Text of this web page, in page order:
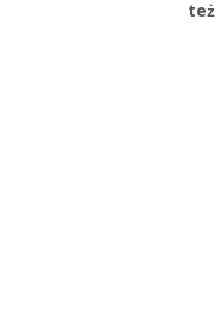
też